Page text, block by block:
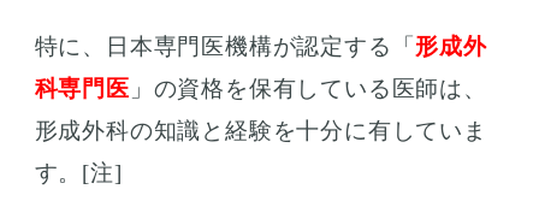
特に、日本専門医機構が認定する「 形成外
科専門医 」の資格を保有している医師は、
形成外科の知識と経験を十分に有していま
す。[注]